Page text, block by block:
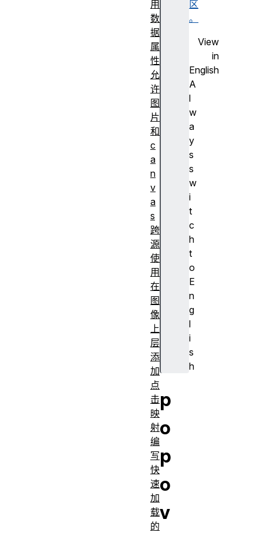
区
。
View
in
English
A
l
w
a
y
s
s
w
i
t
c
h
t
o
E
n
g
l
i
s
h
p
o
p
o
v
用
数
据
属
性
允
许
图
片
和
c
a
n
v
a
s
跨
源
使
用
在
图
像
上
层
添
加
点
击
映
射
编
写
快
速
加
载
的